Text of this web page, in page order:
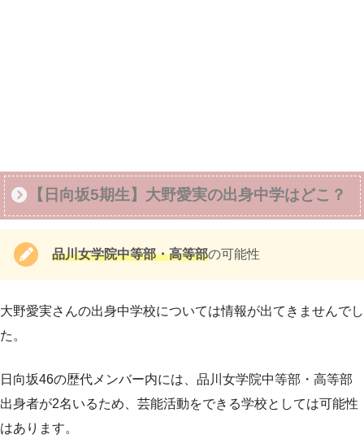
【日向坂5期生】大野愛実の出身中学はどこ？
品川女学院中等部・高等部の可能性
大野愛実さんの出身中学校については情報が出てきませんでし
た。
日向坂46の歴代メンバー内には、品川女学院中等部・高等部
出身者が2名いるため、芸能活動をできる学校としては可能性
はあります。